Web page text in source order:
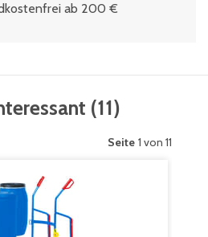
ab 200 €
(11)
Seite 1 von 11